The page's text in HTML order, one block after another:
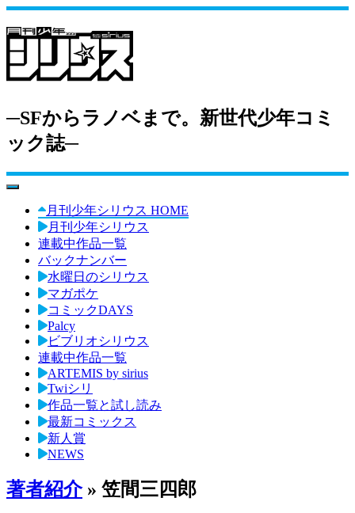
─SFからラノベまで。新世代少年コミ
ック誌─
toggle navigation
月刊少年シリウス HOME
月刊少年シリウス
連載中作品一覧
バックナンバー
水曜日のシリウス
マガポケ
コミックDAYS
Palcy
ビブリオシリウス
連載中作品一覧
ARTEMIS by sirius
Twiシリ
作品一覧と試し読み
最新コミックス
新人賞
NEWS
著者紹介» 笠間三四郎